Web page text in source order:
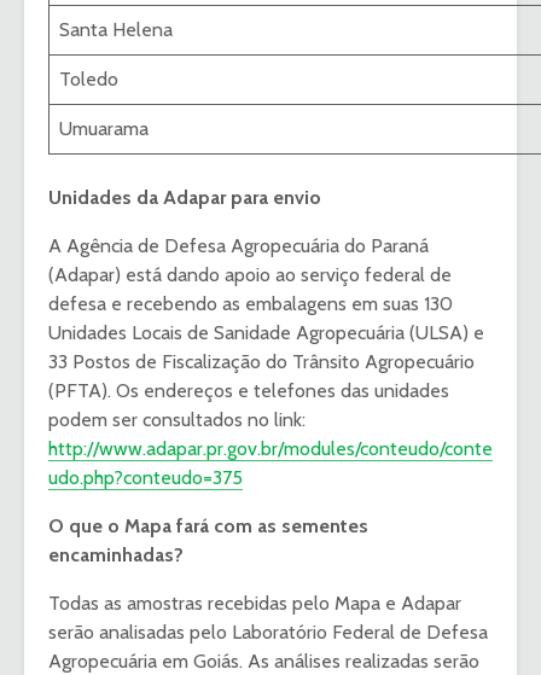
Santa Helena
Toledo
Umuarama
Unidades da Adapar para envio
A Agência de Defesa Agropecuária do Paraná
(Adapar) está dando apoio ao serviço federal de
defesa e recebendo as embalagens em suas 130
Unidades Locais de Sanidade Agropecuária (ULSA) e
33 Postos de Fiscalização do Trânsito Agropecuário
(PFTA). Os endereços e telefones das unidades
podem ser consultados no link:
http://www.adapar.pr.gov.br/modules/conteudo/conte
udo.php?conteudo=375
O que o Mapa fará com as sementes
encaminhadas?
Todas as amostras recebidas pelo Mapa e Adapar
serão analisadas pelo Laboratório Federal de Defesa
Agropecuária em Goiás. As análises realizadas serão